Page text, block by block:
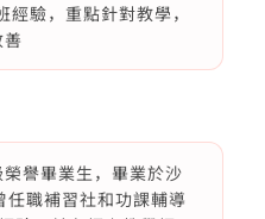
驗，重點針對教學，
譽畢業生，畢業於沙
職補習社和功課輔導